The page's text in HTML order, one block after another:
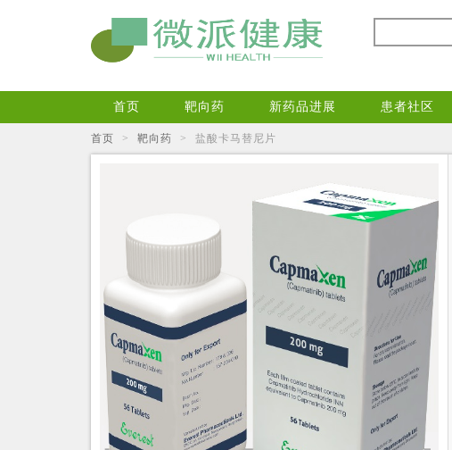
首页 靶向药 新药品进展 患者社区
首页 > 靶向药 > 盐酸卡马替尼片